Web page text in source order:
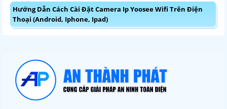
Hướng Dẫn Cách Cài Đặt Camera Ip Yoosee Wifi Trên Điện
Thoại (Android, Iphone, Ipad)